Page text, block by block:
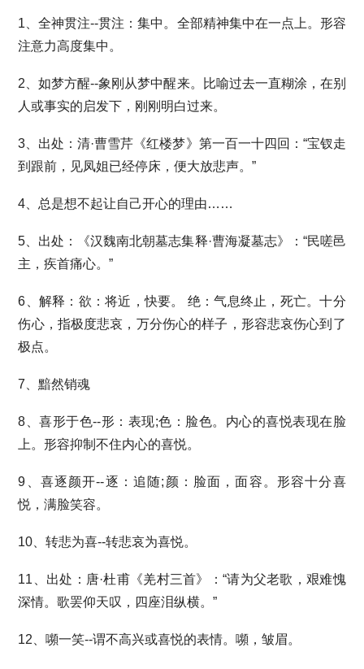
1、全神贯注--贯注：集中。全部精神集中在一点上。形容
注意力高度集中。
2、如梦方醒--象刚从梦中醒来。比喻过去一直糊涂，在别
人或事实的启发下，刚刚明白过来。
3、出处：清·曹雪芹《红楼梦》第一百一十四回：“宝钗走
到跟前，见凤姐已经停床，便大放悲声。”
4、总是想不起让自己开心的理由……
5、出处：《汉魏南北朝墓志集释·曹海凝墓志》：“民嗟邑
主，疾首痛心。”
6、解释：欲：将近，快要。 绝：气息终止，死亡。十分
伤心，指极度悲哀，万分伤心的样子，形容悲哀伤心到了
极点。
7、黯然销魂
8、喜形于色--形：表现;色：脸色。内心的喜悦表现在脸
上。形容抑制不住内心的喜悦。
9、喜逐颜开--逐：追随;颜：脸面，面容。形容十分喜
悦，满脸笑容。
10、转悲为喜--转悲哀为喜悦。
11、出处：唐·杜甫《羌村三首》：“请为父老歌，艰难愧
深情。歌罢仰天叹，四座泪纵横。”
12、嚬一笑--谓不高兴或喜悦的表情。嚬，皱眉。